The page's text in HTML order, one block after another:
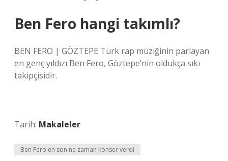
Ben Fero hangi takımlı?
BEN FERO | GÖZTEPE Türk rap müziğinin parlayan
en genç yıldızı Ben Fero, Göztepe’nin oldukça sıkı
takipçisidir.
Tarih: Makaleler
Ben Fero en son ne zaman konser verdi